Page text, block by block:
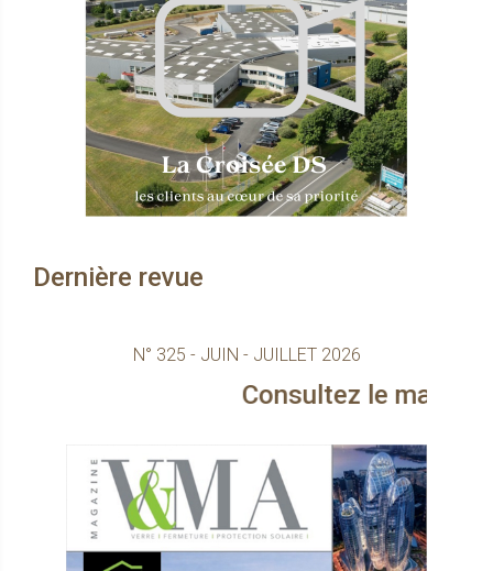
Dernière revue
N° 325 - JUIN - JUILLET 2026
Consultez le magazine